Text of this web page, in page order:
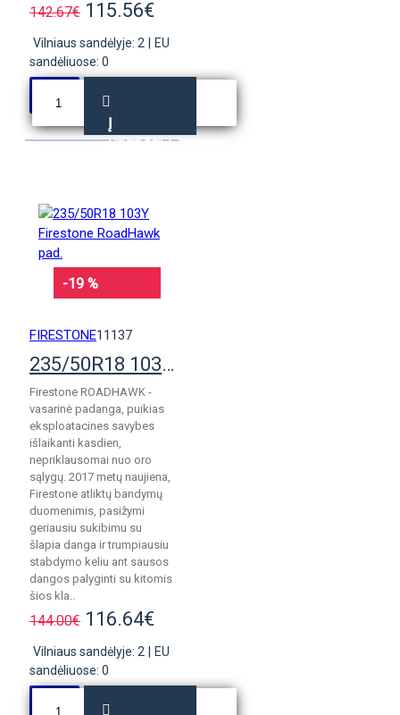
142.67€ 115.56€
Vilniaus sandėlyje: 2
EU
sandėliuose: 0
Į
KREPŠELĮ
-19 %
FIRESTONE11137
235/50R18 103Y Firestone RoadHawk pad.
Firestone ROADHAWK -
vasarinė padanga, puikias
eksploatacines savybes
išlaikanti kasdien,
nepriklausomai nuo oro
sąlygų. 2017 metų naujiena,
Firestone atliktų bandymų
duomenimis, pasižymi
geriausiu sukibimu su
šlapia danga ir trumpiausiu
stabdymo keliu ant sausos
dangos palyginti su kitomis
šios kla..
144.00€ 116.64€
Vilniaus sandėlyje: 2
EU
sandėliuose: 0